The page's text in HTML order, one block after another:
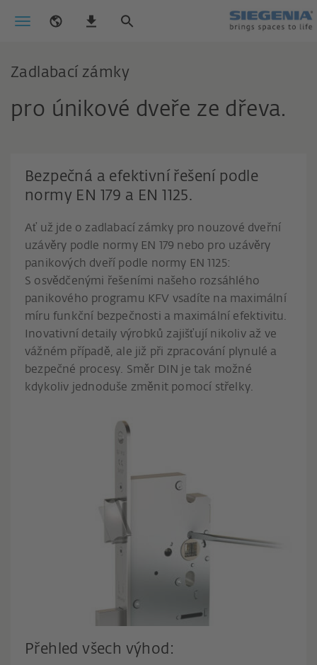
Zadlabací zámky
pro únikové dveře ze dřeva.
Bezpečná a efektivní řešení podle
normy EN 179 a EN 1125.
Ať už jde o zadlabací zámky pro nouzové dveřní
uzávěry podle normy EN 179 nebo pro uzávěry
panikových dveří podle normy EN 1125:
S osvědčenými řešeními našeho rozsáhlého
panikového programu KFV vsadíte na maximální
míru funkční bezpečnosti a maximální efektivitu.
Inovativní detaily výrobků zajišťují nikoliv až ve
vážném případě, ale již při zpracování plynulé a
bezpečné procesy. Směr DIN je tak možné
kdykoliv jednoduše změnit pomocí střelky.
Přehled všech výhod: